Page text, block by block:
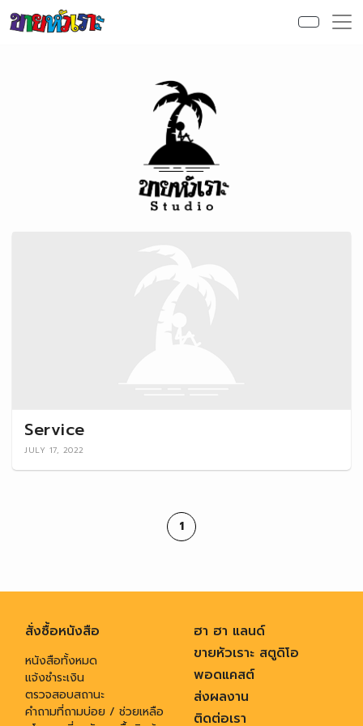
Skip to content
Service
JULY 17, 2022
1
สั่งซื้อหนังสือ
หนังสือทั้งหมด
แจ้งชำระเงิน
ตรวจสอบสถานะ
คำถามที่ถามบ่อย / ช่วยเหลือ
ฮา ฮา แลนด์
ขายหัวเราะ สตูดิโอ
พอดแคสต์
ส่งผลงาน
ติดต่อเรา